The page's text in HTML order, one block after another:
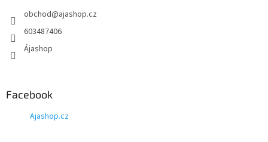
obchod@ajashop.cz
603487406
Ájashop
Facebook
Ajashop.cz